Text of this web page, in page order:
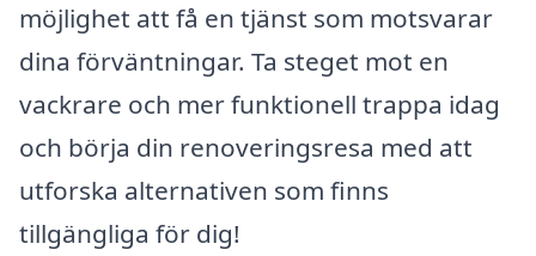
möjlighet att få en tjänst som motsvarar
dina förväntningar. Ta steget mot en
vackrare och mer funktionell trappa idag
och börja din renoveringsresa med att
utforska alternativen som finns
tillgängliga för dig!